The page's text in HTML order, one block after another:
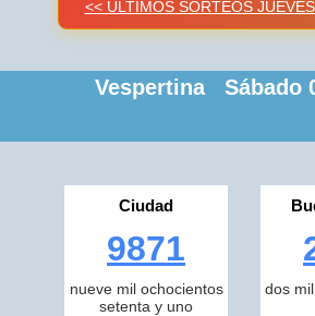
<< ULTIMOS SORTEOS
Vespertina Sábado
Ciudad
9871
nueve mil ochocientos
setenta y uno
dos